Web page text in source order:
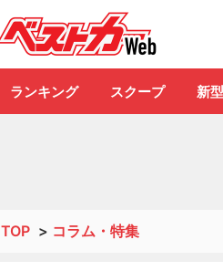
ランキング スクープ 新型
TOP > コラム・特集